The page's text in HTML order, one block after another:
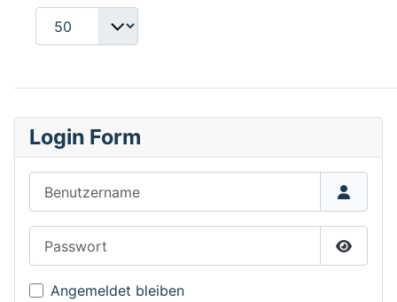
Login Form
Angemeldet bleiben